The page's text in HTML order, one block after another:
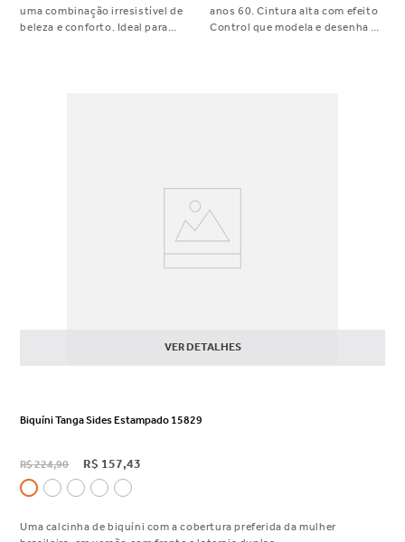
uma combinação irresistível de
beleza e conforto. Ideal para
anos 60. Cintura alta com efeito
Control que modela e desenha o
VER DETALHES
Biquíni Tanga Sides Estampado 15829
R$224,90 R$ 157,43
Uma calcinha de biquíni com a cobertura preferida da mulher